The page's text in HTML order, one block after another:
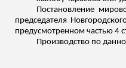
Постановление
председателя
предусмотренном частью 4
Производство по